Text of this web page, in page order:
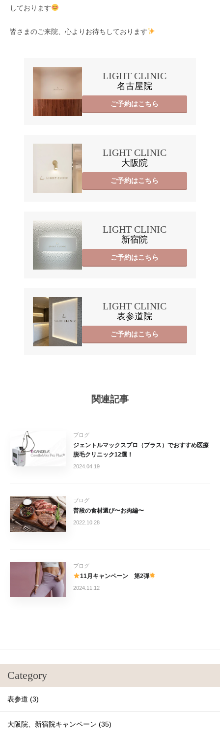
しております
皆さまのご来院、心よりお待ちしております
LIGHT CLINIC
名古屋院
ご予約はこちら
LIGHT CLINIC
大阪院
ご予約はこちら
LIGHT CLINIC
新宿院
ご予約はこちら
LIGHT CLINIC
表参道院
ご予約はこちら
関連記事
ブログ
ジェントルマックスプロ（プラス）でおすすめ医療
脱毛クリニック12選！
2024.04.19
ブログ
普段の食材選び〜お肉編〜
2022.10.28
ブログ
11月キャンペーン 第2弾
2024.11.12
Category
表参道 (3)
大阪院、新宿院キャンペーン (35)